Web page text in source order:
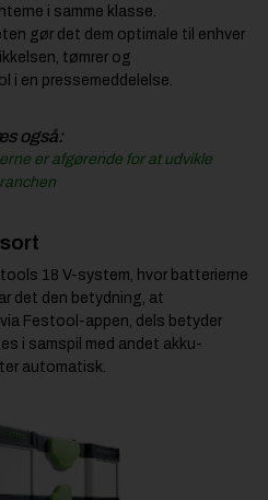
i samme klasse.
gør det dem optimale til enhver
tømrer og
i en pressemeddelelse.
også:
er afgørende for at udvikle
18 V-system, hvor batterierne
det den betydning, at
Festool-appen, dels betyder
i samspil med andet akku-
automatisk.